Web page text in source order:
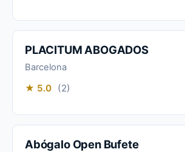
PLACITUM ABOGADOS
Barcelona
★ 5.0 (2)
Abógalo Open Bufete